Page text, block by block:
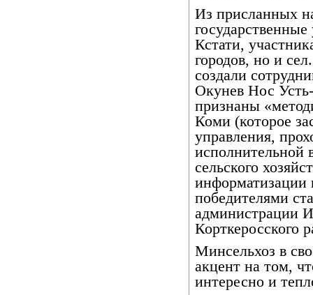
Из присланных
Кстати,
городов, но и
создали
Окунев Нос
признаны
Коми (которое
управления,
исполнительной
сельского
информатизации
победителями
администрации
Корткеросского
Минсельхоз в
акцент на том,
интересно и